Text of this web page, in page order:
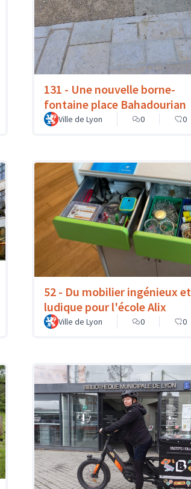
131 - Une nouvelle borne-
fontaine place Bahadourian
Ville de Lyon 0 0
52 - Du mobilier ingénieux et
ludique pour l'école Alix
Ville de Lyon 0 0